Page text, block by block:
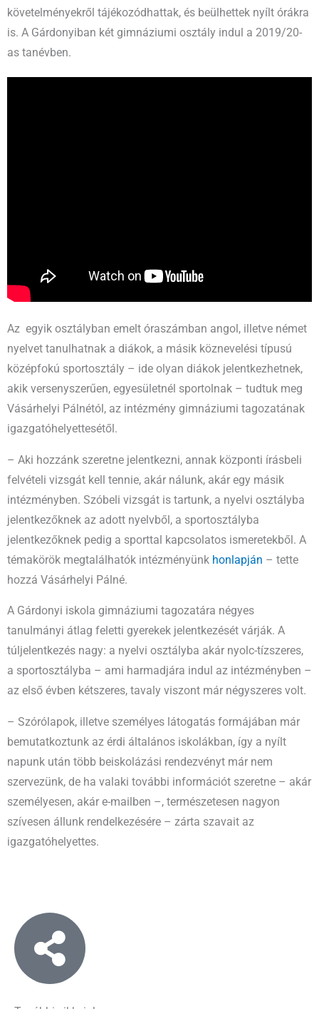
követelményekről tájékozódhattak, és beülhettek nyílt órákra
is. A Gárdonyiban két gimnáziumi osztály indul a 2019/20-
as tanévben.
Az egyik osztályban emelt óraszámban angol, illetve német
nyelvet tanulhatnak a diákok, a másik köznevelési típusú
középfokú sportosztály – ide olyan diákok jelentkezhetnek,
akik versenyszerűen, egyesületnél sportolnak – tudtuk meg
Vásárhelyi Pálnétól, az intézmény gimnáziumi tagozatának
igazgatóhelyettesétől.
– Aki hozzánk szeretne jelentkezni, annak központi írásbeli
felvételi vizsgát kell tennie, akár nálunk, akár egy másik
intézményben. Szóbeli vizsgát is tartunk, a nyelvi osztályba
jelentkezőknek az adott nyelvből, a sportosztályba
jelentkezőknek pedig a sporttal kapcsolatos ismeretekből. A
témakörök megtalálhatók intézményünk honlapján – tette
hozzá Vásárhelyi Pálné.
A Gárdonyi iskola gimnáziumi tagozatára négyes
tanulmányi átlag feletti gyerekek jelentkezését várják. A
túljelentkezés nagy: a nyelvi osztályba akár nyolc-tízszeres,
a sportosztályba – ami harmadjára indul az intézményben –
az első évben kétszeres, tavaly viszont már négyszeres volt.
– Szórólapok, illetve személyes látogatás formájában már
bemutatkoztunk az érdi általános iskolákban, így a nyílt
napunk után több beiskolázási rendezvényt már nem
szervezünk, de ha valaki további információt szeretne – akár
személyesen, akár e-mailben –, természetesen nagyon
szívesen állunk rendelkezésére – zárta szavait az
igazgatóhelyettes.